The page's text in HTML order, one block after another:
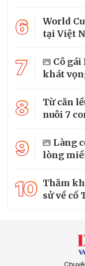
6
World
tại Việt
7
Cô gái
khát
8
Từ căn
nuôi 7
9
Làng
lòng
10 Thăm
sử về cố